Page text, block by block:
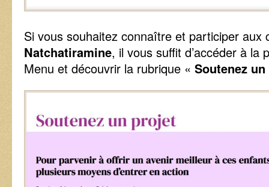
Si vous souhaitez connaître et participer aux
Natchatiramine, il vous suffit d’accéder à la
Menu et découvrir la rubrique « Soutenez